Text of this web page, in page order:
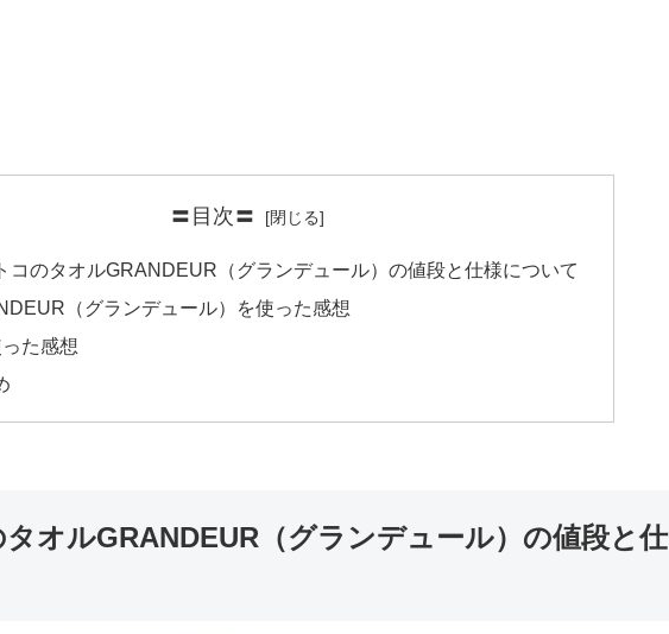
〓目次〓
コのタオルGRANDEUR（グランデュール）の値段と仕様について
（グランデュール）を使った感想
た感想
タオルGRANDEUR（グランデュール）の値段と仕